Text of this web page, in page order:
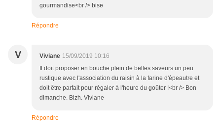
gourmandise<br /> bise
Répondre
V Viviane 15/09/2019 10:16
Il doit proposer en bouche plein de belles saveurs un peu
rustique avec l'association du raisin à la farine d'épeautre et
doit être parfait pour régaler à l'heure du goûter !<br /> Bon
dimanche. Bizh. Viviane
Répondre